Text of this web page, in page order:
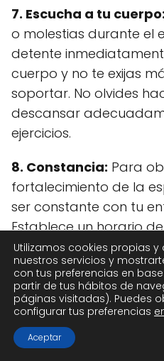
7. Escucha a tu cuerpo:
o molestias durante el
detente
cuerpo y no te exijas
soportar. No olvides
descansar
ejercicios.
8. Constancia: Para
fortalecimiento de la
ser constante con tu
Establece un horario
regular y aférrate a él.
consistencia es clave
metas.
Con estos consejos,
practicar eficazmente
Utilizamos cookies propias
nuestros servicios y
con tus preferencias en
partir de tus hábitos de
páginas visitadas). Puedes
configurar tus preferencias
Aceptar